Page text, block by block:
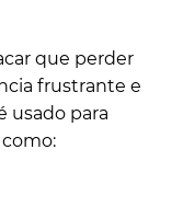
que perder
frustrante e
usado para